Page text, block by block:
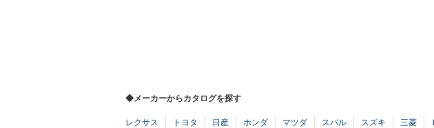
◆メーカーからカタログを探す
レクサス トヨタ 日産 ホンダ マツダ スバル スズキ 三菱